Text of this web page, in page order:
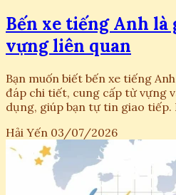
Bến xe tiếng Anh là
vựng liên quan
Bạn muốn biết bến xe tiếng
đáp chi tiết, cung cấp từ vựng
dụng, giúp bạn tự tin giao tiếp.
Hải Yến 03/07/2026